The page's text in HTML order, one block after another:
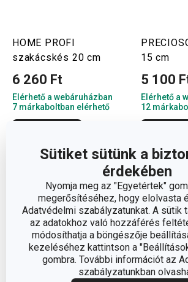
Sütiket sütünk a
érdekében
Nyomja meg az "Egyetértek"
megerősítéséhez, hogy elolvasta
Adatvédelmi szabályzatunkat. A sütik
az adatokhoz való hozzáférés
módosíthatja a böngészője
kezeléséhez kattintson a
gombra. További információt az
szabályzatunkban
HOME PROFI
szakácskés 20 cm
6 260 Ft
Elérhető a webáruházban
7 márkaboltban elérhető
15 cm
5 100
Elérhető a
12